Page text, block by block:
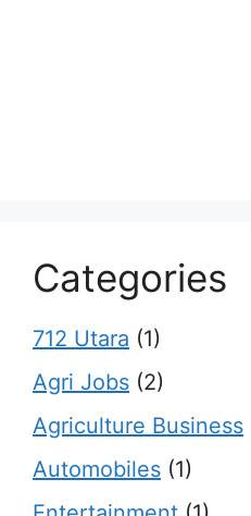
Categories
712 Utara (1)
Agri Jobs (2)
Agriculture Business
Automobiles (1)